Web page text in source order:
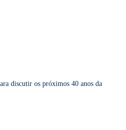
discutir os próximos 40 anos da